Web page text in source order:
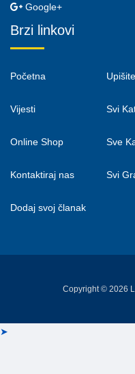
Google+
Brzi linkovi
Početna
Vijesti
Online Shop
Kontaktiraj nas
Dodaj svoj članak
Svi
Sve
Svi
Copyright © 2026
➤